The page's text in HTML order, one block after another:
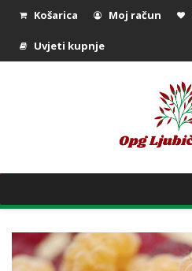
Košarica Moj račun
Uvjeti kupnje